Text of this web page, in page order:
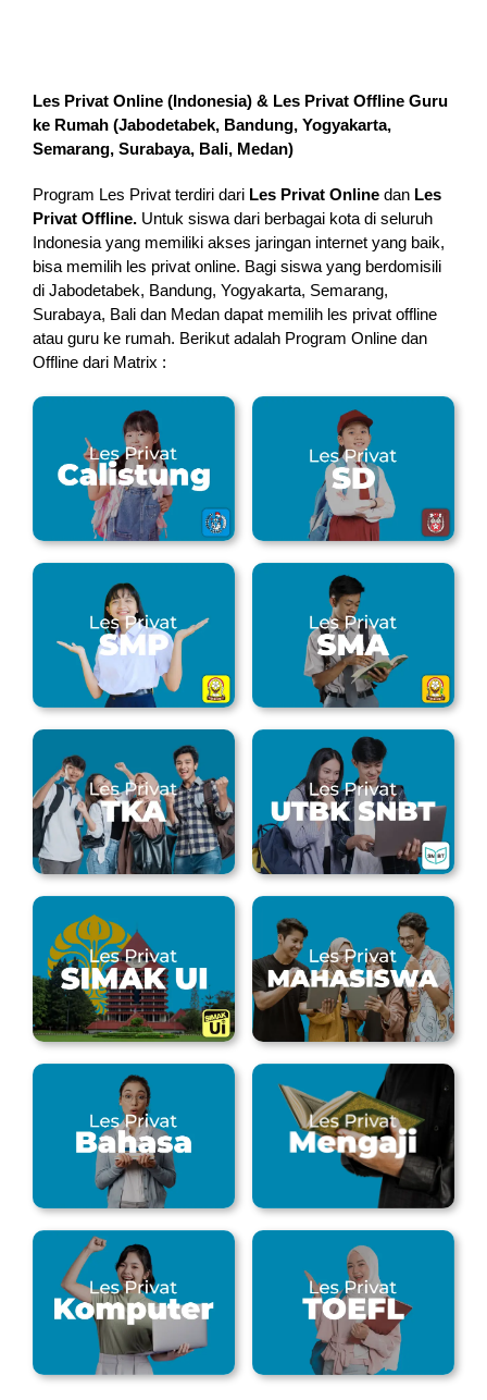
Les Privat Online (Indonesia) & Les Privat Offline Guru
ke Rumah (Jabodetabek, Bandung, Yogyakarta,
Semarang, Surabaya, Bali, Medan)
Program Les Privat terdiri dari Les Privat Online dan Les
Privat Offline. Untuk siswa dari berbagai kota di seluruh
Indonesia yang memiliki akses jaringan internet yang baik,
bisa memilih les privat online. Bagi siswa yang berdomisili
di Jabodetabek, Bandung, Yogyakarta, Semarang,
Surabaya, Bali dan Medan dapat memilih les privat offline
atau guru ke rumah. Berikut adalah Program Online dan
Offline dari Matrix :